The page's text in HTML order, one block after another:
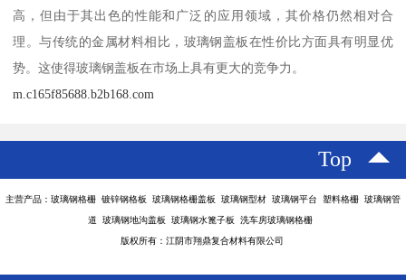
高，但由于其出色的性能和广泛的应用领域，其价格仍然相对合
理。与传统的金属材料相比，玻璃钢盖板在性价比方面具有明显优
势。这使得玻璃钢盖板在市场上具有更大的竞争力。
m.c165f85688.b2b168.com
Top
主营产品：玻璃钢格栅 镀锌钢格板 玻璃钢格栅盖板 玻璃钢型材 玻璃钢平台 塑料格栅 玻璃钢管
道 玻璃钢地沟盖板 玻璃钢水篦子板 洗车房玻璃钢格栅
版权所有：江阴市翔鼎复合材料有限公司